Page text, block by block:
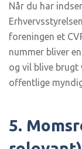
Når du har
foreningen et
nummer bliver
og vil blive brugt
offentlige
5.